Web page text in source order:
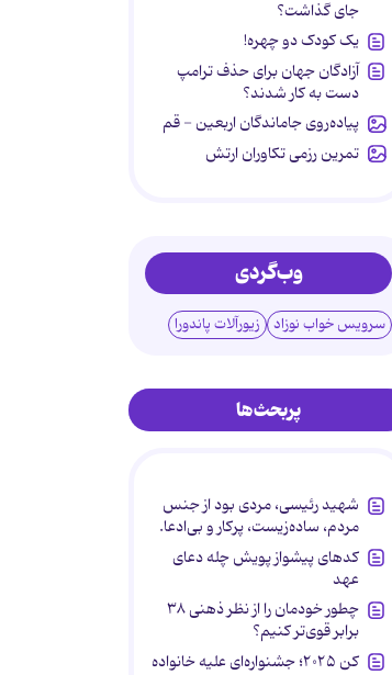
جای گذاشت؟
یک کودک دو چهره!
آزادگان جهان برای حذف ترامپ
دست به کار شدند؟
پیاده‌روی جاماندگان اربعین - قم
تمرین رزمی تکاوران ارتش
وب‌گردی
سرویس خواب نوزاد زیورآلات پاندورا
پربحث‌ها
شهید رئیسی، مردی بود از جنس
مردم، ساده‌زیست، پرکار و بی‌ادعا.
کدهای پیشواز پویش چله دعای
عهد
چطور خودمان را از نظر ذهنی ۳۸
برابر قوی‌تر کنیم؟
کن ۲۰۲۵؛ جشنواره‌ای علیه خانواده